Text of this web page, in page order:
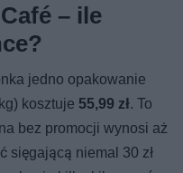
– ile
jedno opakowanie
kosztuje 55,99 zł. To
bez promocji wynosi aż
sięgającą niemal 30 zł